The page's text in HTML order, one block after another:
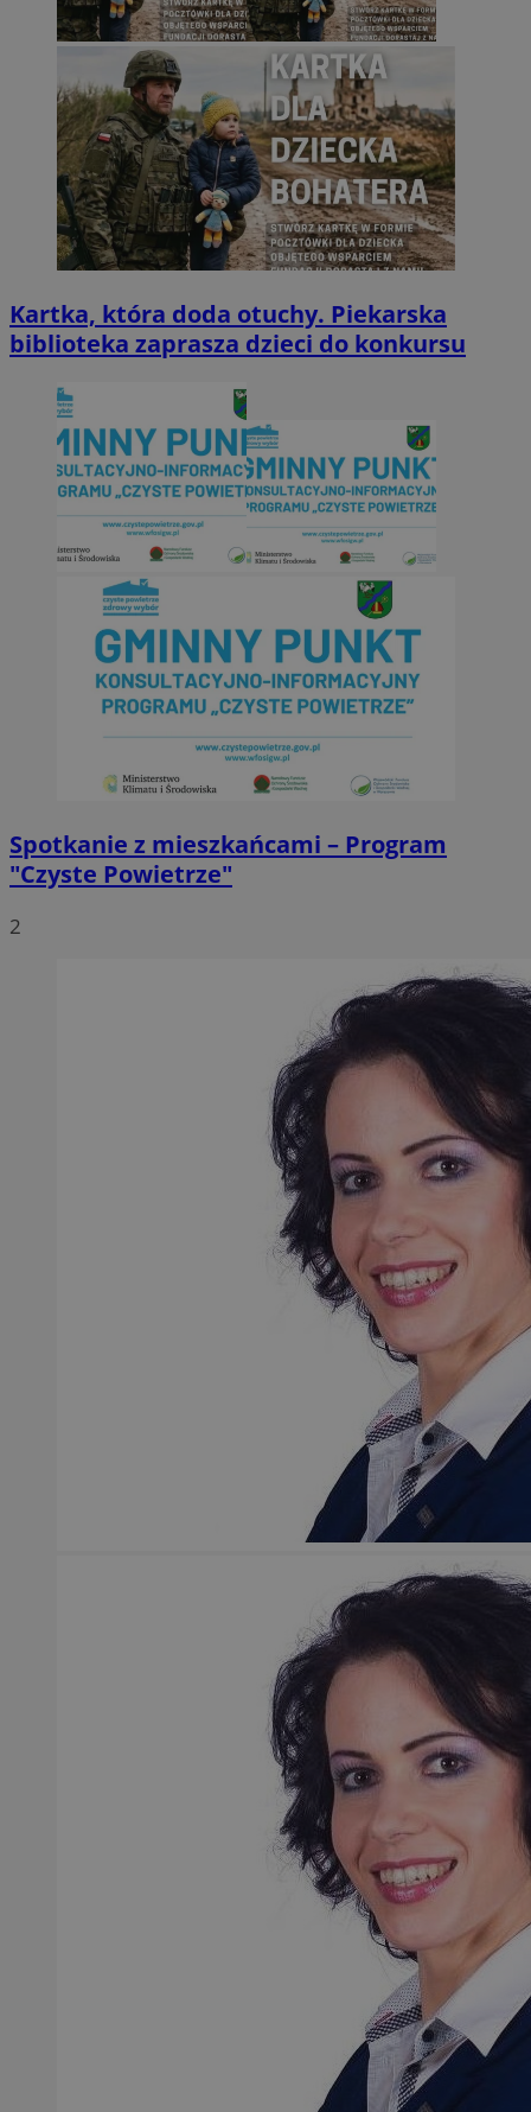
Kartka, która doda otuchy. Piekarska
biblioteka zaprasza dzieci do konkursu
Spotkanie z mieszkańcami – Program
"Czyste Powietrze"
2